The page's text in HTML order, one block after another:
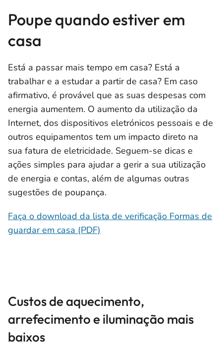
Poupe quando estiver em
casa
Está a passar mais tempo em casa? Está a
trabalhar e a estudar a partir de casa? Em caso
afirmativo, é provável que as suas despesas com
energia aumentem. O aumento da utilização da
Internet, dos dispositivos eletrónicos pessoais e de
outros equipamentos tem um impacto direto na
sua fatura de eletricidade. Seguem-se dicas e
ações simples para ajudar a gerir a sua utilização
de energia e contas, além de algumas outras
sugestões de poupança.
Faça o download da lista de verificação Formas de
guardar em casa (PDF)
Custos de aquecimento,
arrefecimento e iluminação mais
baixos